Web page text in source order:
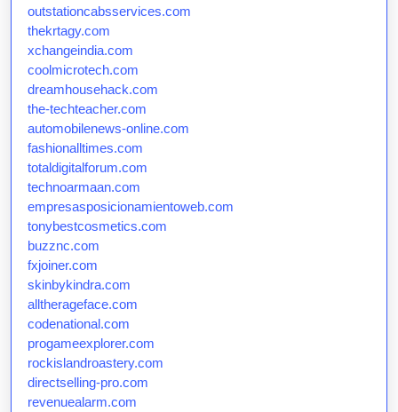
outstationcabsservices.com
thekrtagy.com
xchangeindia.com
coolmicrotech.com
dreamhousehack.com
the-techteacher.com
automobilenews-online.com
fashionalltimes.com
totaldigitalforum.com
technoarmaan.com
empresasposicionamientoweb.com
tonybestcosmetics.com
buzznc.com
fxjoiner.com
skinbykindra.com
alltherageface.com
codenational.com
progameexplorer.com
rockislandroastery.com
directselling-pro.com
revenuealarm.com